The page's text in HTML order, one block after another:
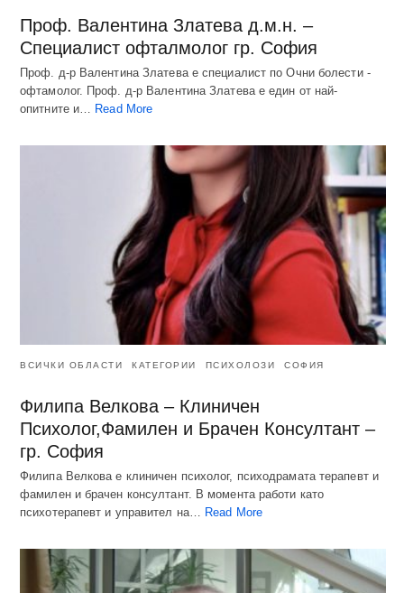
Проф. Валентина Златева д.м.н. –
Специалист офталмолог гр. София
Проф. д-р Валентина Златева е специалист по Очни болести -
офтамолог. Проф. д-р Валентина Златева е един от най-
опитните и… Read More
ВСИЧКИ ОБЛАСТИ КАТЕГОРИИ ПСИХОЛОЗИ СОФИЯ
Филипа Велкова – Клиничен
Психолог,Фамилен и Брачен Консултант –
гр. София
Филипа Велкова е клиничен психолог, психодрамата терапевт и
фамилен и брачен консултант. В момента работи като
психотерапевт и управител на…
Read More